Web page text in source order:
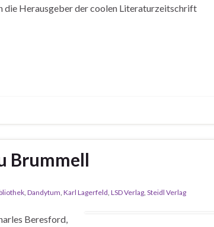
die Herausgeber der coolen Literaturzeitschrift
Brummell
, Dandytum, Karl Lagerfeld, LSD Verlag, Steidl Verlag
Beresford,